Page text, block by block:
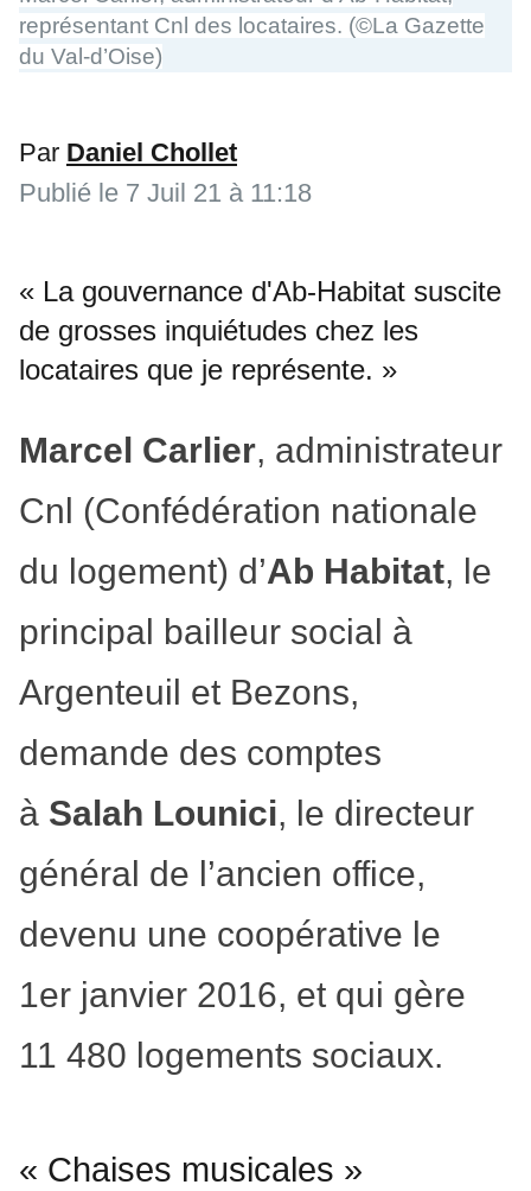
représentant Cnl des locataires. (©La Gazette
du Val-d’Oise)
Par Daniel Chollet
Publié le 7 Juil 21 à 11:18
« La gouvernance d'Ab-Habitat suscite
de grosses inquiétudes chez les
locataires que je représente. »
Marcel Carlier, administrateur
Cnl (Confédération nationale
du logement) d’Ab Habitat, le
principal bailleur social à
Argenteuil et Bezons,
demande des comptes
à Salah Lounici, le directeur
général de l’ancien office,
devenu une coopérative le
1er janvier 2016, et qui gère
11 480 logements sociaux.
« Chaises musicales »